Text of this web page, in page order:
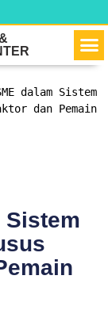
dalam Sistem
dan Pemain
Sistem